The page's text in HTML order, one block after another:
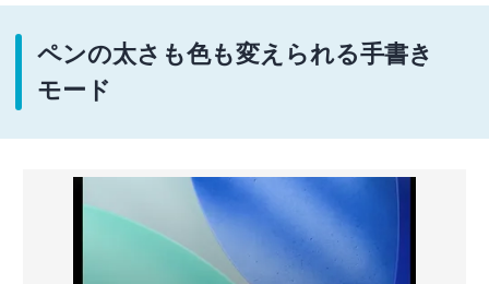
ペンの太さも色も変えられる手書き
モード